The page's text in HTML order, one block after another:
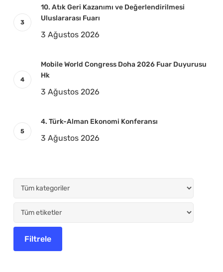
10. Atık Geri Kazanımı ve Değerlendirilmesi
Uluslararası Fuarı
3 Ağustos 2026
Mobile World Congress Doha 2026 Fuar Duyurusu
Hk
3 Ağustos 2026
4. Türk-Alman Ekonomi Konferansı
3 Ağustos 2026